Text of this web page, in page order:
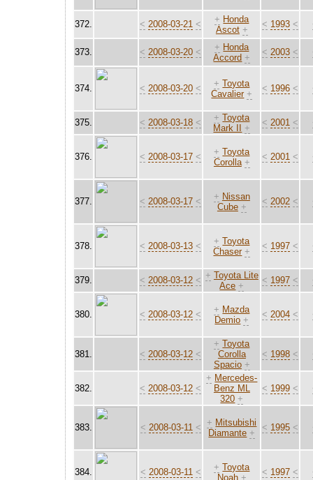
372. < 2008-03-21 < + Honda
Ascot +
< 1993 <
373. < 2008-03-20 < + Honda
Accord +
< 2003 <
374. < 2008-03-20 < + Toyota
Cavalier +
< 1996 <
375. < 2008-03-18 < + Toyota
Mark II
+
< 2001 <
376. < 2008-03-17 < + Toyota
Corolla +
< 2001 <
377. < 2008-03-17 < + Nissan
Cube +
< 2002 <
378. < 2008-03-13 < + Toyota
Chaser +
< 1997 <
379. < 2008-03-12 < + Toyota Lite
Ace +
< 1997 <
380. < 2008-03-12 < + Mazda
Demio +
< 2004 <
381. < 2008-03-12 <
+ Toyota
Corolla
Spacio +
< 1998 <
382. < 2008-03-12 <
+ Mercedes-
Benz ML
320 +
< 1999 <
383. < 2008-03-11 < + Mitsubishi
Diamante +
< 1995 <
384. < 2008-03-11 < + Toyota
Noah +
< 1997 <